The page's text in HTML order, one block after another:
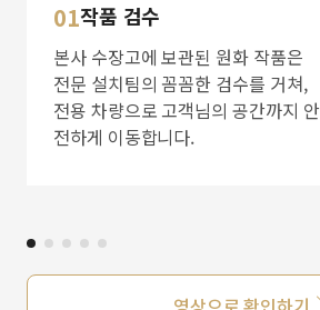
01작품 검수
본사 수장고에 보관된 원화 작품은
전문 설치팀의 꼼꼼한 검수를 거쳐,
전용 차량으로 고객님의 공간까지 안
전하게 이동합니다.